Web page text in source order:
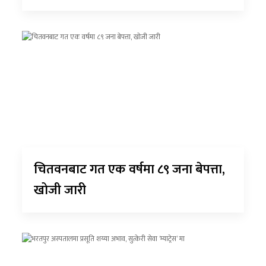
चितवनबाट गत एक वर्षमा ८९ जना बेपत्ता,
खोजी जारी